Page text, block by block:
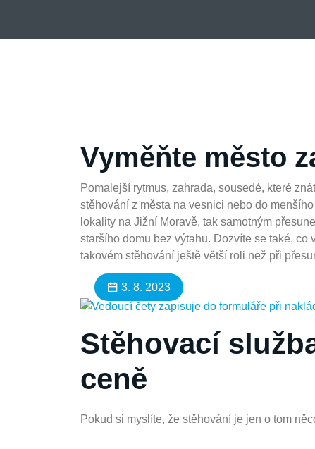
Vyměňte město
Pomalejší rytmus, zahrada, sousedé, které
stěhování z města na vesnici nebo do
lokality na Jižní Moravě, tak samotným
staršího domu bez výtahu. Dozvíte se také,
takovém stěhování ještě větší roli než při
3. 8. 2023
Stěhovací
ceně
Pokud si myslíte, že stěhování je jen o tom